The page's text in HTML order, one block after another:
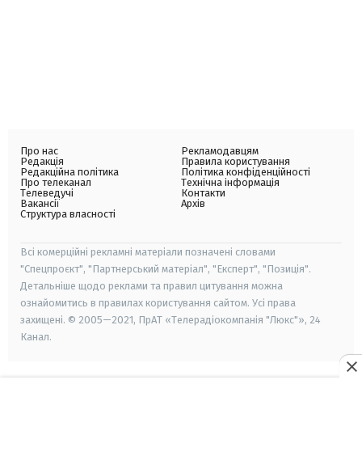
Про нас
Редакція
Редакційна політика
Про телеканал
Телеведучі
Вакансії
Структура власності
Рекламодавцям
Правила користування
Політика конфіденційності
Технічна інформація
Контакти
Архів
Всі комерційні рекламні матеріали позначені словами
"Спецпроєкт", "Партнерський матеріал", "Експерт", "Позиція".
Детальніше щодо реклами та правил цитування можна
ознайомитись в правилах користування сайтом. Усі права
захищені. © 2005—2021, ПрАТ «Телерадіокомпанія "Люкс"», 24
Канал.